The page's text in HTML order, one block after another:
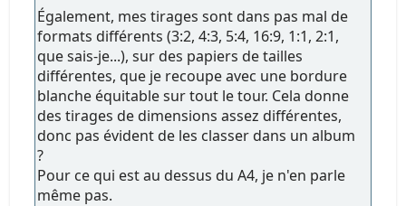
Également, mes tirages sont dans pas mal de
formats différents (3:2, 4:3, 5:4, 16:9, 1:1, 2:1,
que sais-je...), sur des papiers de tailles
différentes, que je recoupe avec une bordure
blanche équitable sur tout le tour. Cela donne
des tirages de dimensions assez différentes,
donc pas évident de les classer dans un album
?
Pour ce qui est au dessus du A4, je n'en parle
même pas.